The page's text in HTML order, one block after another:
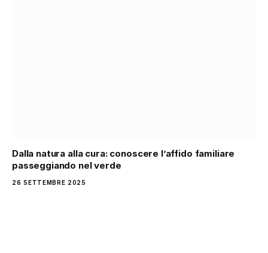
Dalla natura alla cura: conoscere l’affido familiare
passeggiando nel verde
26 SETTEMBRE 2025